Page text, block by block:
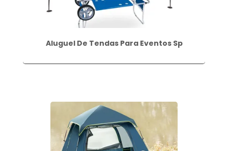
Aluguel De Tendas Para Eventos Sp